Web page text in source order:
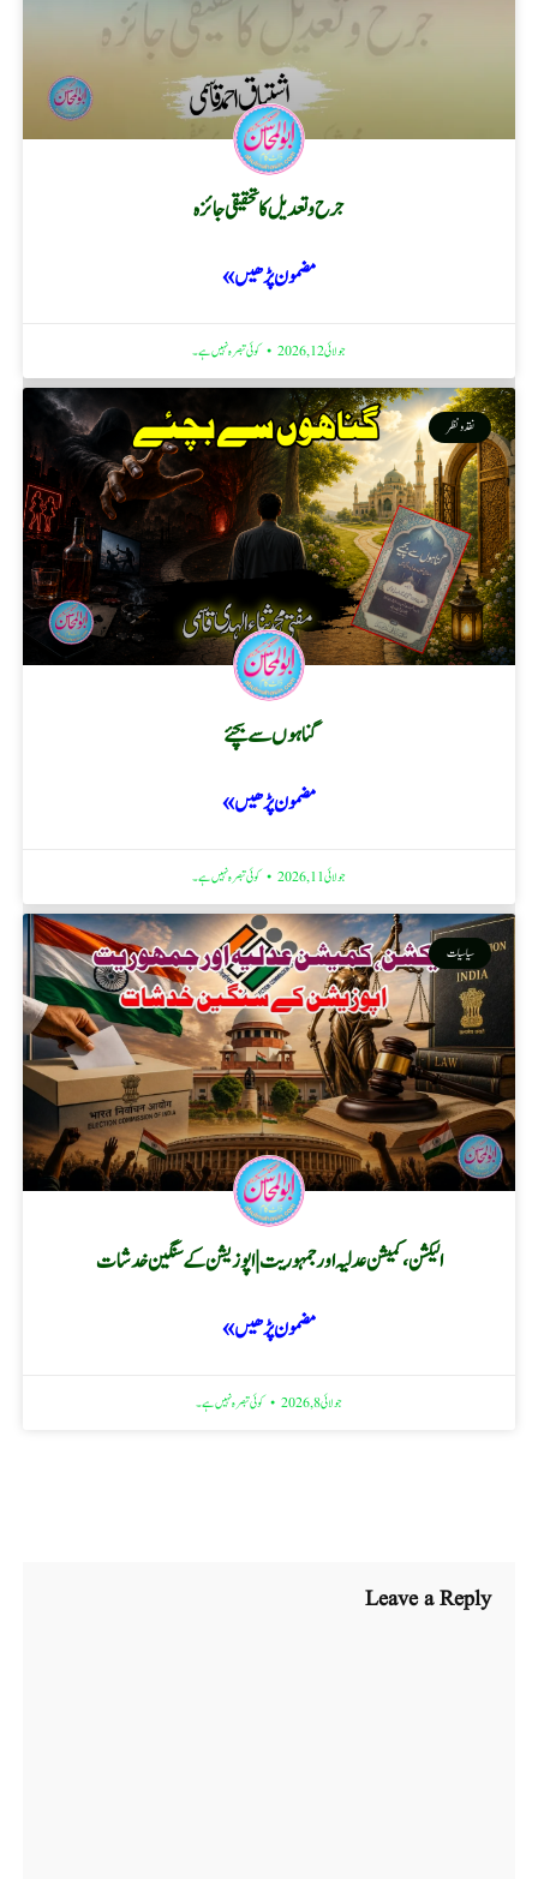
جرح و تعدیل کا تحقیقی جائزہ
مضمون پڑھیں »
جولائی 12, 2026 کوئی تبصرہ نہیں ہے۔
نقد ونظر
گناہوں سے بچئے
مضمون پڑھیں »
جولائی 11, 2026 کوئی تبصرہ نہیں ہے۔
سیاسیات
الیکشن، کمیشن عدلیہ اور جمہوریت | اپوزیشن کے سنگین خدشات
مضمون پڑھیں »
جولائی 8, 2026 کوئی تبصرہ نہیں ہے۔
Leave a Reply